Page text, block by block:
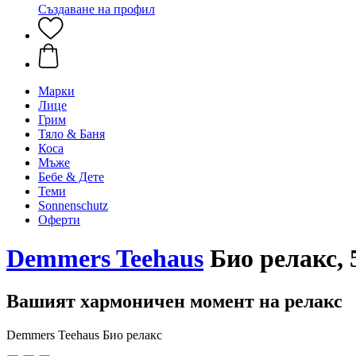
Създаване на профил
Марки
Лице
Грим
Тяло & Баня
Коса
Мъже
Бебе & Дете
Теми
Sonnenschutz
Оферти
Demmers Teehaus Био релакс,
Вашият хармоничен момент на релакс
Demmers Teehaus Био релакс